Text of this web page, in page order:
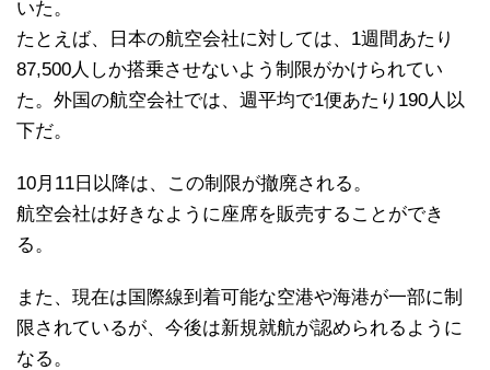
いた。
たとえば、日本の航空会社に対しては、1週間あたり
87,500人しか搭乗させないよう制限がかけられてい
た。外国の航空会社では、週平均で1便あたり190人以
下だ。
10月11日以降は、この制限が撤廃される。
航空会社は好きなように座席を販売することができ
る。
また、現在は国際線到着可能な空港や海港が一部に制
限されているが、今後は新規就航が認められるように
なる。